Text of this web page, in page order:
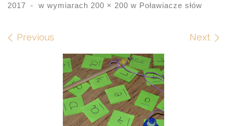
2017
- w wymiarach 200 × 200 w Poławiacze słów
Images navigation
Previous Next